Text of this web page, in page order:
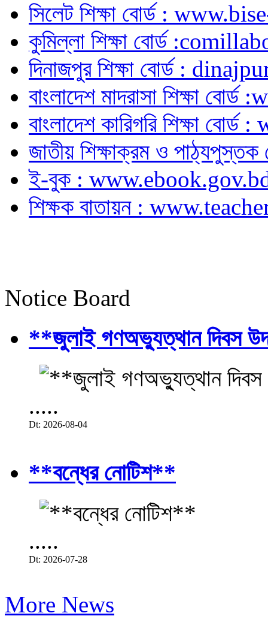
সিলেট শিক্ষা বোর্ড :
কুমিল্লা শিক্ষা বোর্ড
দিনাজপুর শিক্ষা বোর্ড :
বাংলাদেশ মাদরাসা শিক্ষা
বাংলাদেশ কারিগরি শিক্ষা
জাতীয় শিক্ষাক্রম ও
ই-বুক :
শিক্ষক বাতায়ন :
Notice Board
**জুলাই গণঅভ্যুত্থান দিবস
.....
Dt: 2026-08-04
**বন্ধের নোটিশ**
.....
Dt: 2026-07-28
More News